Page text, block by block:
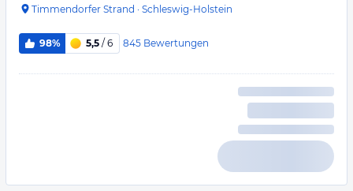
Timmendorfer Strand · Schleswig-Holstein
98% 5,5 / 6 845 Bewertungen